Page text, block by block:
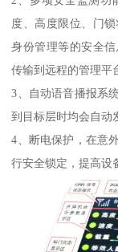
度、高度限位、门
身份管理等的安全
传输到远程的管理平
3、自动语音播报系
到目标层时均会自动
4、断电保护，在意
行安全锁定，提高设